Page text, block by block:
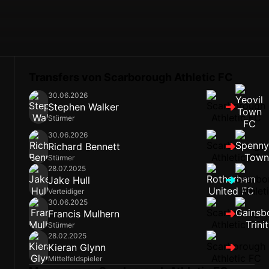
30.06.2026
Stephen Walker
Stürmer
30.06.2026
Richard Bennett
Stürmer
28.07.2025
Jake Hull
Verteidiger
30.06.2025
Francis Mulhern
Stürmer
28.02.2025
Kieran Glynn
Mittelfeldspieler